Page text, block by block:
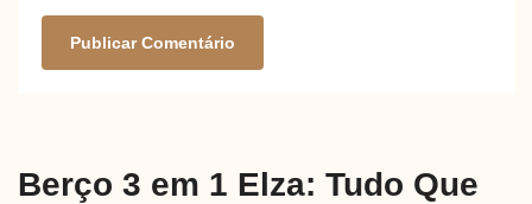
Berço 3 em 1 Elza: Tudo Que